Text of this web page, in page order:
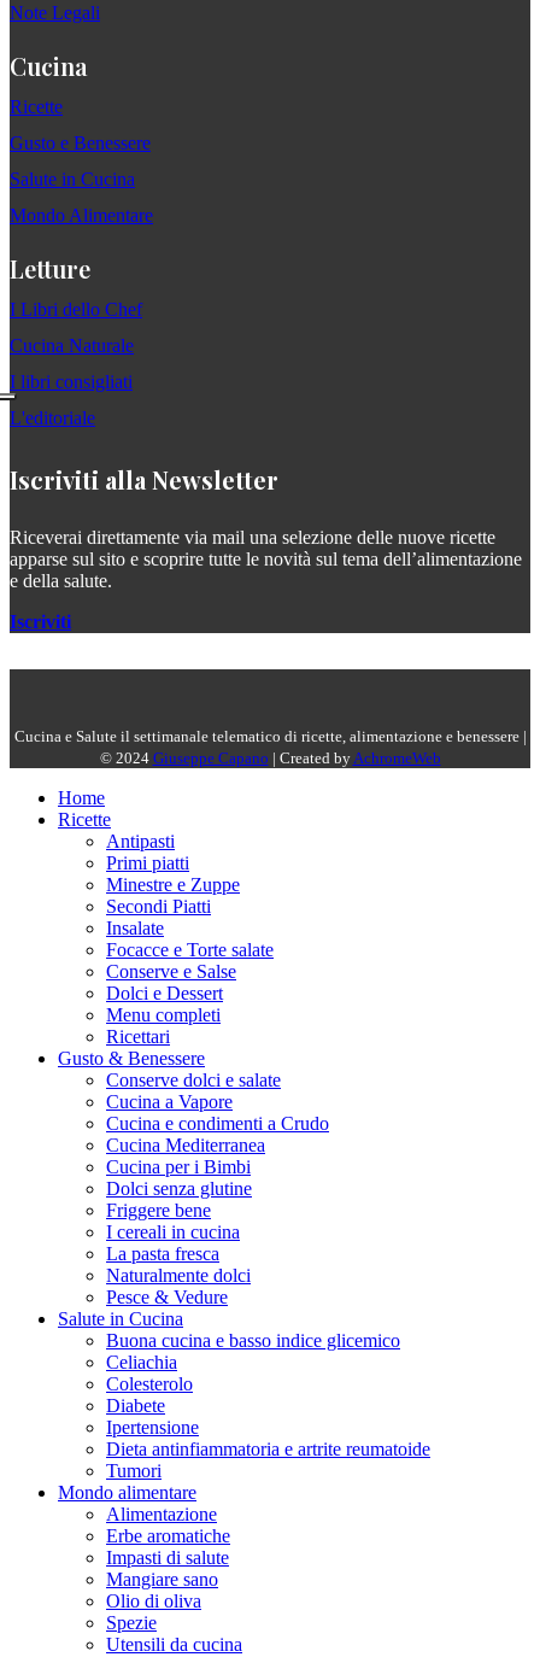
Note Legali
Cucina
Ricette
Gusto e Benessere
Salute in Cucina
Mondo Alimentare
Letture
I Libri dello Chef
Cucina Naturale
I libri consigliati
L'editoriale
Iscriviti alla Newsletter
Riceverai direttamente via mail una selezione delle nuove ricette
apparse sul sito e scoprire tutte le novità sul tema dell’alimentazione
e della salute.
Iscriviti
Cucina e Salute il settimanale telematico di ricette, alimentazione e benessere |
© 2024 Giuseppe Capano | Created byAchromeWeb
Home
Ricette
Antipasti
Primi piatti
Minestre e Zuppe
Secondi Piatti
Insalate
Focacce e Torte salate
Conserve e Salse
Dolci e Dessert
Menu completi
Ricettari
Gusto & Benessere
Conserve dolci e salate
Cucina a Vapore
Cucina e condimenti a Crudo
Cucina Mediterranea
Cucina per i Bimbi
Dolci senza glutine
Friggere bene
I cereali in cucina
La pasta fresca
Naturalmente dolci
Pesce & Vedure
Salute in Cucina
Buona cucina e basso indice glicemico
Celiachia
Colesterolo
Diabete
Ipertensione
Dieta antinfiammatoria e artrite reumatoide
Tumori
Mondo alimentare
Alimentazione
Erbe aromatiche
Impasti di salute
Mangiare sano
Olio di oliva
Spezie
Utensili da cucina